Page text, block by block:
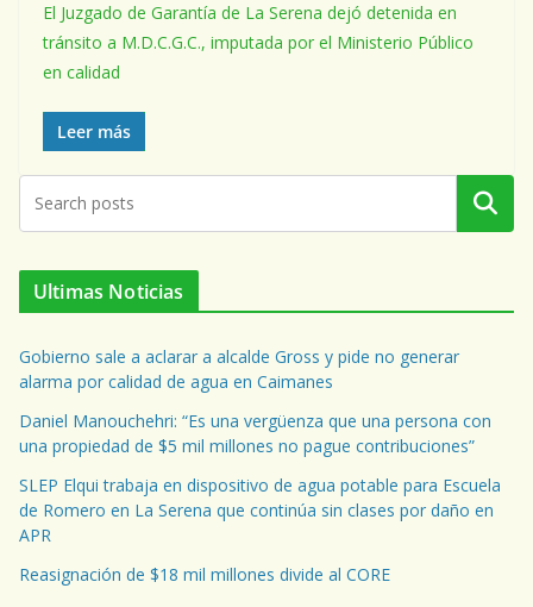
El Juzgado de Garantía de La Serena dejó detenida en
tránsito a M.D.C.G.C., imputada por el Ministerio Público
en calidad
Leer más
Buscar
Ultimas Noticias
Gobierno sale a aclarar a alcalde Gross y pide no generar
alarma por calidad de agua en Caimanes
Daniel Manouchehri: “Es una vergüenza que una persona con
una propiedad de $5 mil millones no pague contribuciones”
SLEP Elqui trabaja en dispositivo de agua potable para Escuela
de Romero en La Serena que continúa sin clases por daño en
APR
Reasignación de $18 mil millones divide al CORE